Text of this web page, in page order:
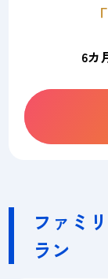
6カ
ファミ
ラン